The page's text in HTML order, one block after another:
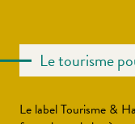
Le tourisme
Le label Tourisme &